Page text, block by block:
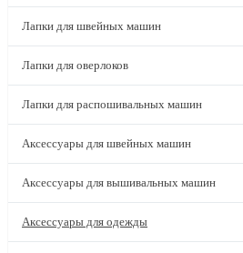
Лапки для швейных машин
Лапки для оверлоков
Лапки для распошивальных машин
Аксессуары для швейных машин
Аксессуары для вышивальных машин
Аксессуары для одежды